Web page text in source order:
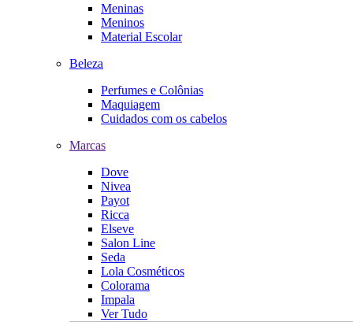
Meninas
Meninos
Material Escolar
Beleza
Perfumes e Colônias
Maquiagem
Cuidados com os cabelos
Marcas
Dove
Nivea
Payot
Ricca
Elseve
Salon Line
Seda
Lola Cosméticos
Colorama
Impala
Ver Tudo